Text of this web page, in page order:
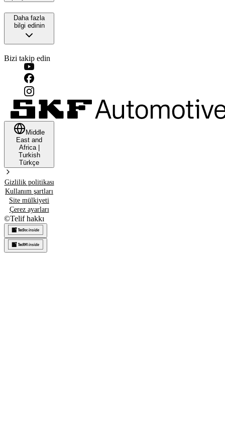
Daha fazla
bilgi edinin
Bizi takip edin
Middle
East and
Africa|
Turkish
Türkçe
Gizlilik politikası
Kullanım şartları
Site mülkiyeti
Çerez ayarları
©Telif hakkı